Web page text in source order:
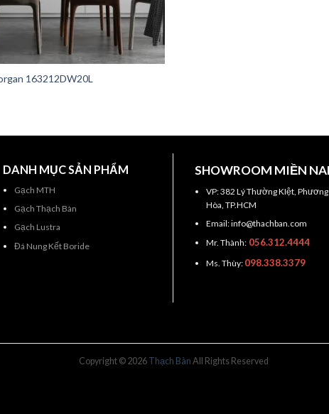
163212DW20L
DANH MỤC SẢN PHẨM
Gạch MTH
Gạch Thạch Bàn
Gạch Lustra
Đá Nung Kết Boride
SHOWROOM MIỀN
VP: 382 Lý Thường KIệt, Phương
Hòa, TP.HCM
Email: info@thachban.com
Mr. Thành:056.312.4444
Ms. Thùy: 098.338.3379
Copyright © 2026 Thạch Bàn All Rights Reserved